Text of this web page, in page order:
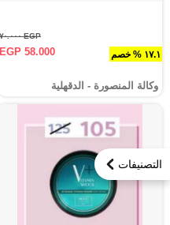
التصنيفات
١٧.١ % خصم
EGP ٧٠.٠٠٠
EGP 58.000
وكالة المنصورة - الدقهلية‎